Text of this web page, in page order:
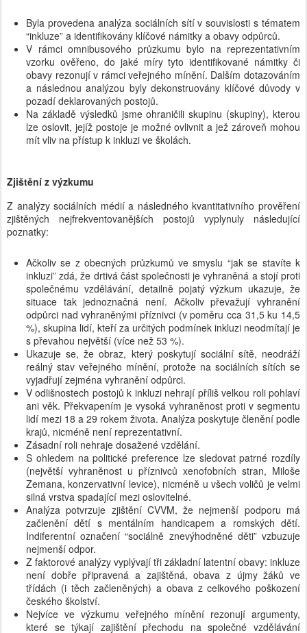
Byla provedena analýza sociálních sítí v souvislosti s tématem
“inkluze” a identifikovány klíčové námitky a obavy odpůrců.
V rámci omnibusového průzkumu bylo na reprezentativním
vzorku ověřeno, do jaké míry tyto identifikované námitky či
obavy rezonují v rámci veřejného mínění. Dalším dotazováním
a následnou analýzou byly dekonstruovány klíčové důvody v
pozadí deklarovaných postojů.
Na základě výsledků jsme ohraničili skupinu (skupiny), kterou
lze oslovit, jejíž postoje je možné ovlivnit a jež zároveň mohou
mít vliv na přístup k inkluzi ve školách.
Zjištění z výzkumu
Z analýzy sociálních médií a následného kvantitativního prověření
zjištěných nejfrekventovanějších postojů vyplynuly následující
poznatky:
Ačkoliv se z obecných průzkumů ve smyslu “jak se stavíte k
inkluzi” zdá, že drtivá část společnosti je vyhraněná a stojí proti
společnému vzdělávání, detailně pojatý výzkum ukazuje, že
situace tak jednoznačná není. Ačkoliv převažují vyhranění
odpůrci nad vyhraněnými příznivci (v poměru cca 31,5 ku 14,5
%), skupina lidí, kteří za určitých podmínek inkluzi neodmítají je
s převahou největší (více než 53 %).
Ukazuje se, že obraz, který poskytují sociální sítě, neodráží
reálný stav veřejného mínění, protože na sociálních sítích se
vyjadřují zejména vyhranění odpůrci.
V odlišnostech postojů k inkluzi nehrají příliš velkou roli pohlaví
ani věk. Překvapením je vysoká vyhraněnost proti v segmentu
lidí mezi 18 a 29 rokem života. Analýza poskytuje členění podle
krajů, nicméně není reprezentativní.
Zásadní roli nehraje dosažené vzdělání.
S ohledem na politické preference lze sledovat patrné rozdíly
(největší vyhraněnost u příznivců xenofobních stran, Miloše
Zemana, konzervativní levice), nicméně u všech voličů je velmi
silná vrstva spadající mezi oslovitelné.
Analýza potvrzuje zjištění CVVM, že nejmenší podporu má
začlenění dětí s mentálním handicapem a romských dětí.
Indiferentní označení “sociálně znevýhodněné děti” vzbuzuje
nejmenší odpor.
Z faktorové analýzy vyplývají tři základní latentní obavy: inkluze
není dobře připravená a zajištěná, obava z újmy žáků ve
třídách (i těch začleněných) a obava z celkového poškození
českého školství.
Nejvíce ve výzkumu veřejného mínění rezonují argumenty,
které se týkají zajištění přechodu na společné vzdělávání